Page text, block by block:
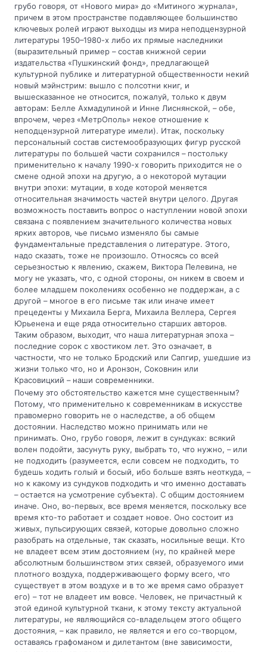
грубо говоря, от «Нового мира» до «Митиного журнала»,
причем в этом пространстве подавляющее большинство
ключевых ролей играют выходцы из мира неподцензурной
литературы 1950–1980-х либо их прямые наследники
(выразительный пример – состав книжной серии
издательства «Пушкинский фонд», предлагающей
культурной публике и литературной общественности некий
новый мэйнстрим: вышло с полсотни книг, и
вышесказанное не относится, пожалуй, только к двум
авторам: Белле Ахмадулиной и Инне Лиснянской, – обе,
впрочем, через «МетрОполь» некое отношение к
неподцензурной литературе имели). Итак, поскольку
персональный состав системообразующих фигур русской
литературы по большей части сохранился – постольку
применительно к началу 1990-х говорить приходится не о
смене одной эпохи на другую, а о некоторой мутации
внутри эпохи: мутации, в ходе которой меняется
относительная значимость частей внутри целого. Другая
возможность поставить вопрос о наступлении новой эпохи
связана с появлением значительного количества новых
ярких авторов, чье письмо изменяло бы самые
фундаментальные представления о литературе. Этого,
надо сказать, тоже не произошло. Относясь со всей
серьезностью к явлению, скажем, Виктора Пелевина, не
могу не указать, что, с одной стороны, он никем в своем и
более младшем поколениях особенно не поддержан, а с
другой – многое в его письме так или иначе имеет
прецеденты у Михаила Берга, Михаила Веллера, Сергея
Юрьенена и еще ряда относительно старших авторов.
Таким образом, выходит, что наша литературная эпоха –
последние сорок с хвостиком лет. Это означает, в
частности, что не только Бродский или Сапгир, ушедшие из
жизни только что, но и Аронзон, Соковнин или
Красовицкий – наши современники.
Почему это обстоятельство кажется мне существенным?
Потому, что применительно к современникам в искусстве
правомерно говорить не о наследстве, а об общем
достоянии. Наследство можно принимать или не
принимать. Оно, грубо говоря, лежит в сундуках: всякий
волен подойти, засунуть руку, выбрать то, что нужно, – или
не подходить (разумеется, если совсем не подходить, то
будешь ходить голый и босый, ибо больше взять неоткуда, –
но к какому из сундуков подходить и что именно доставать
– остается на усмотрение субъекта). С общим достоянием
иначе. Оно, во-первых, все время меняется, поскольку все
время кто-то работает и создает новое. Оно состоит из
живых, пульсирующих связей, которые довольно сложно
разобрать на отдельные, так сказать, носильные вещи. Кто
не владеет всем этим достоянием (ну, по крайней мере
абсолютным большинством этих связей, образуемого ими
плотного воздуха, поддерживающего форму всего, что
существует в этом воздухе и в то же время само образует
его) – тот не владеет им вовсе. Человек, не причастный к
этой единой культурной ткани, к этому тексту актуальной
литературы, не являющийся со-владельцем этого общего
достояния, – как правило, не является и его со-творцом,
оставаясь графоманом и дилетантом (вне зависимости,